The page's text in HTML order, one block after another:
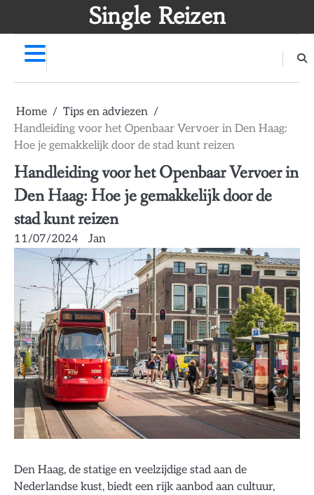
Single Reizen
Home
Tips en adviezen
Handleiding voor het Openbaar Vervoer in Den Haag:
Hoe je gemakkelijk door de stad kunt reizen
Handleiding voor het Openbaar Vervoer in
Den Haag: Hoe je gemakkelijk door de
stad kunt reizen
11/07/2024 Jan
Den Haag, de statige en veelzijdige stad aan de
Nederlandse kust, biedt een rijk aanbod aan cultuur,